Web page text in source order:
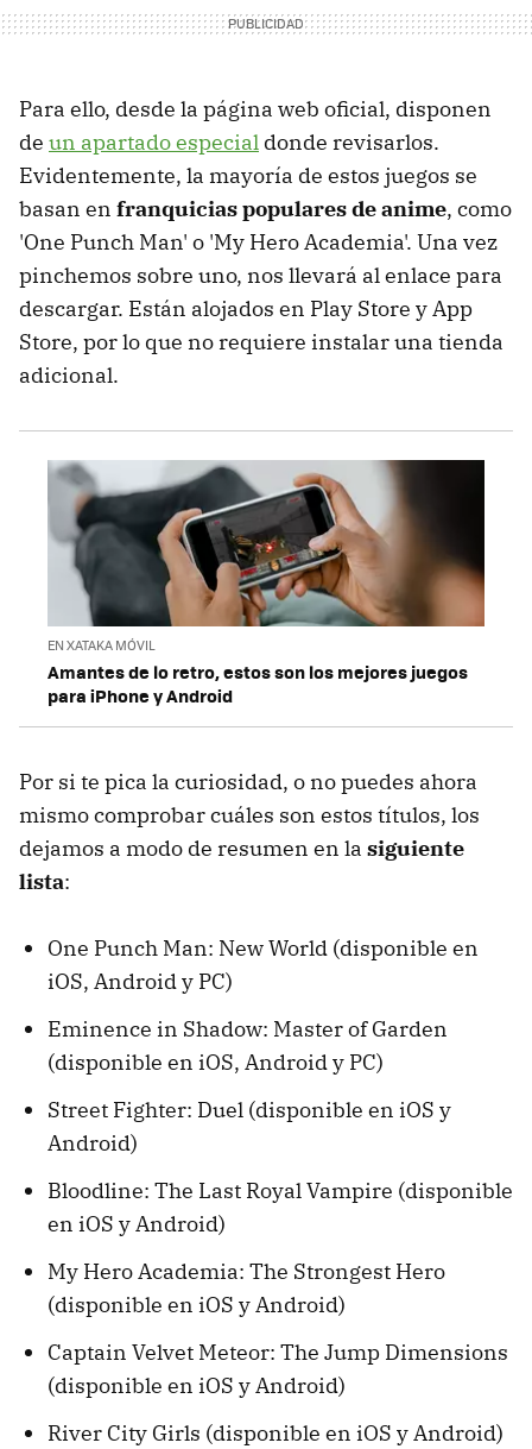
Para ello, desde la página web oficial, disponen
de un apartado especial donde revisarlos.
Evidentemente, la mayoría de estos juegos se
basan en franquicias populares de anime, como
'One Punch Man' o 'My Hero Academia'. Una vez
pinchemos sobre uno, nos llevará al enlace para
descargar. Están alojados en Play Store y App
Store, por lo que no requiere instalar una tienda
adicional.
EN XATAKA MÓVIL
Amantes de lo retro, estos son los mejores juegos
para iPhone y Android
Por si te pica la curiosidad, o no puedes ahora
mismo comprobar cuáles son estos títulos, los
dejamos a modo de resumen en la siguiente
lista:
One Punch Man: New World (disponible en
iOS, Android y PC)
Eminence in Shadow: Master of Garden
(disponible en iOS, Android y PC)
Street Fighter: Duel (disponible en iOS y
Android)
Bloodline: The Last Royal Vampire (disponible
en iOS y Android)
My Hero Academia: The Strongest Hero
(disponible en iOS y Android)
Captain Velvet Meteor: The Jump Dimensions
(disponible en iOS y Android)
River City Girls (disponible en iOS y Android)